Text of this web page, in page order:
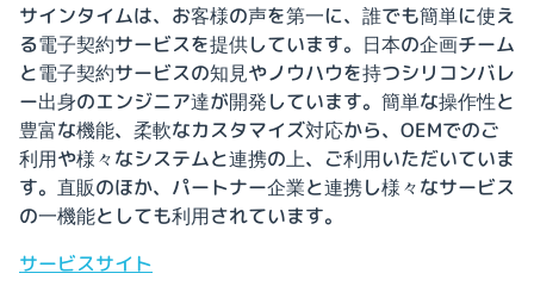
サインタイムは、お客様の声を第一に、誰でも簡単に使え
る電子契約サービスを提供しています。日本の企画チーム
と電子契約サービスの知見やノウハウを持つシリコンバレ
ー出身のエンジニア達が開発しています。簡単な操作性と
豊富な機能、柔軟なカスタマイズ対応から、OEMでのご
利用や様々なシステムと連携の上、ご利用いただいていま
す。直販のほか、パートナー企業と連携し様々なサービス
の一機能としても利用されています。
サービスサイト